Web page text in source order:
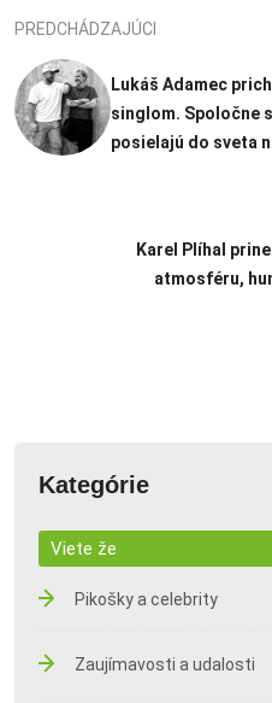
PREDCHÁDZAJÚCI
Lukáš Adamec
singlom. Spoločne
posielajú do sveta
Karel Plíhal
atmosféru,
Kategórie
Viete že
Pikošky a celebrity
Zaujímavosti a udalosti